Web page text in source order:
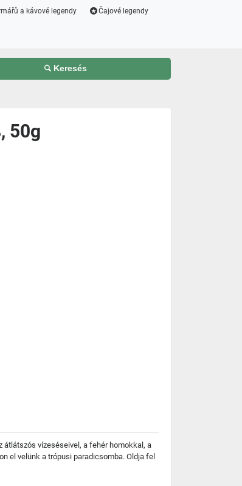
a kávové legendy Čajové legendy
Keresés
50g
vízeséseivel, a fehér homokkal, a
el velünk a trópusi paradicsomba. Oldja fel